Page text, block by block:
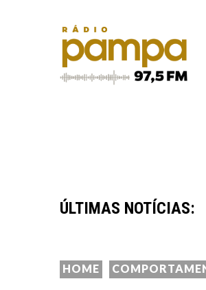
ÚLTIMAS NOTÍCIAS:
DEBATE DA FAMURS COM
HOME